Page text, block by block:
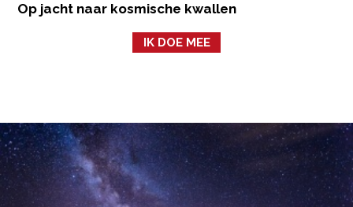
Op jacht naar kosmische kwallen
IK DOE MEE